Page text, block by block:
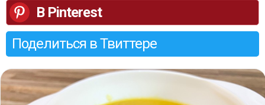
В Pinterest
Поделиться в Твиттере